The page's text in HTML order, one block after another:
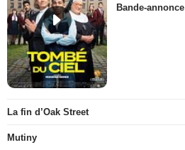
Bande-annonce
La fin d’Oak Street
Mutiny